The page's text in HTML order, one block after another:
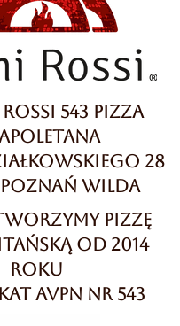
543 Pizza
28
Poznań Wilda
pizzę
od 2014
roku
AVPN Nr 543